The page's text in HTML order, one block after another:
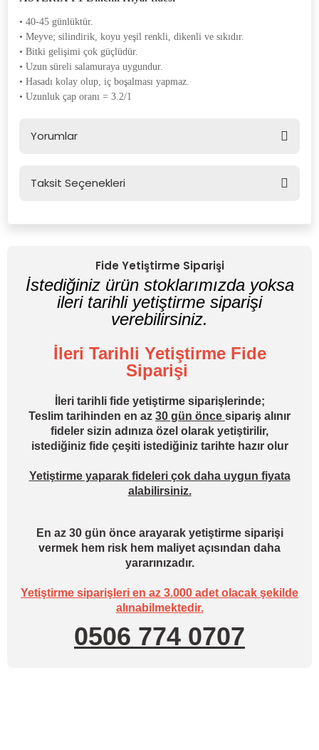
• 40-45 günlüktür.
• Meyve; silindirik, koyu yeşil renkli, dikenli ve sıkıdır.
• Bitki gelişimi çok güçlüdür.
• Uzun süreli salamuraya uygundur.
• Hasadı kolay olup, iç boşalması yapmaz.
• Uzunluk çap oranı = 3.2/1
Yorumlar
Taksit Seçenekleri
Fide Yetiştirme Siparişi
İstediğiniz ürün stoklarımızda yoksa
ileri tarihli yetiştirme siparişi
verebilirsiniz.
İleri Tarihli Yetiştirme Fide
Siparişi
İleri tarihli fide yetiştirme siparişlerinde;
Teslim tarihinden en az 30 gün önce sipariş alınır
fideler sizin adınıza özel olarak yetiştirilir,
istediğiniz fide çeşiti istediğiniz tarihte hazır olur
Yetiştirme yaparak fideleri çok daha uygun fiyata
alabilirsiniz.
En az 30 gün önce arayarak yetiştirme siparişi
vermek hem risk hem maliyet açısından daha
yararınızadır.
Yetiştirme siparişleri en az 3.000 adet olacak şekilde
alınabilmektedir.
0506 774 0707